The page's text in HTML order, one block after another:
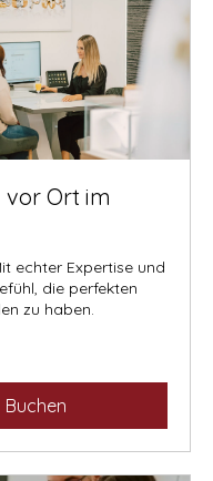
Ort im
echter Expertise und
die perfekten
zu haben.
Buchen